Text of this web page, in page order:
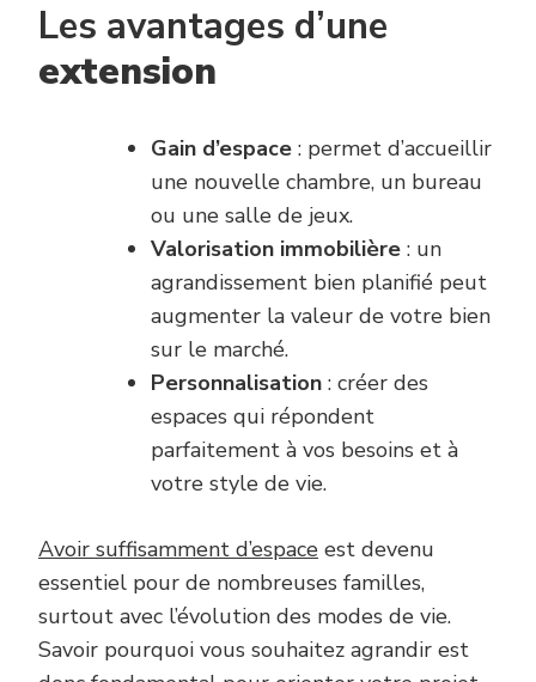
Les avantages d’une
extension
Gain d’espace : permet d’accueillir
une nouvelle chambre, un bureau
ou une salle de jeux.
Valorisation immobilière : un
agrandissement bien planifié peut
augmenter la valeur de votre bien
sur le marché.
Personnalisation : créer des
espaces qui répondent
parfaitement à vos besoins et à
votre style de vie.
Avoir suffisamment d’espace est devenu
essentiel pour de nombreuses familles,
surtout avec l’évolution des modes de vie.
Savoir pourquoi vous souhaitez agrandir est